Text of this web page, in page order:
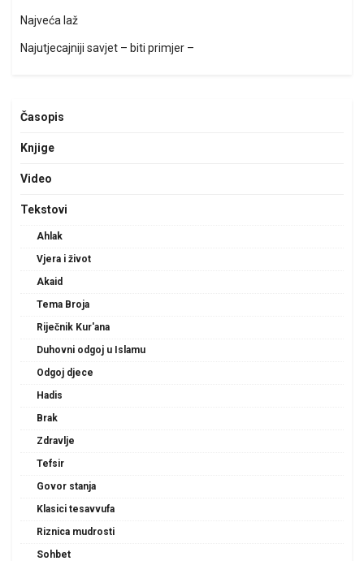
Najveća laž
Najutjecajniji savjet – biti primjer –
Časopis
Knjige
Video
Tekstovi
Ahlak
Vjera i život
Akaid
Tema Broja
Riječnik Kur'ana
Duhovni odgoj u Islamu
Odgoj djece
Hadis
Brak
Zdravlje
Tefsir
Govor stanja
Klasici tesavvufa
Riznica mudrosti
Sohbet